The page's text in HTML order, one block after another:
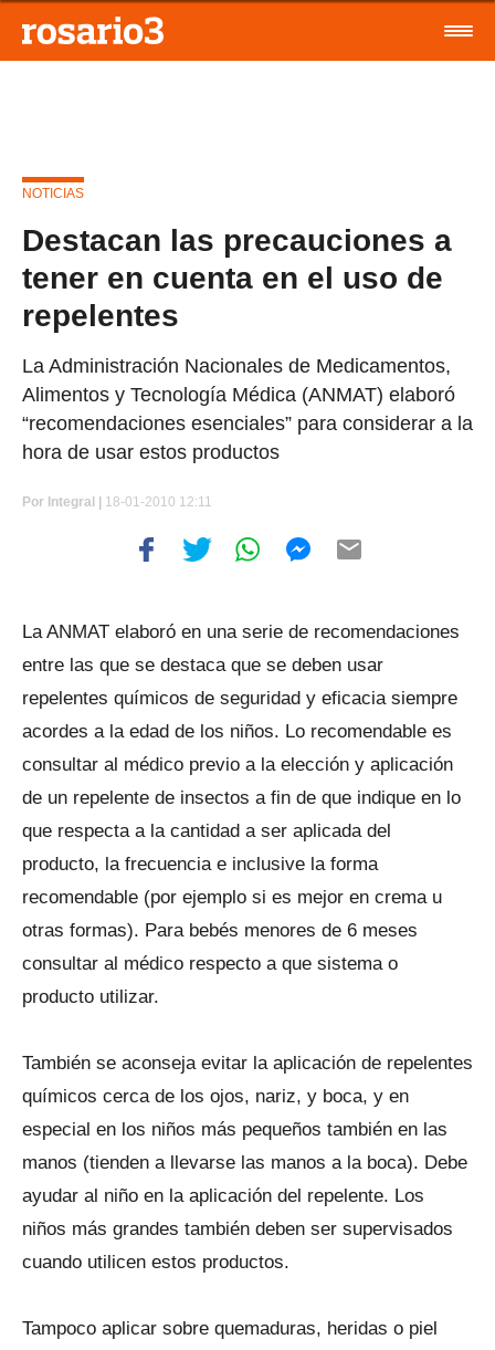
NOTICIAS
Destacan las precauciones a
tener en cuenta en el uso de
repelentes
La Administración Nacionales de Medicamentos,
Alimentos y Tecnología Médica (ANMAT) elaboró
“recomendaciones esenciales” para considerar a la
hora de usar estos productos
Por Integral | 18-01-2010 12:11
La ANMAT elaboró en una serie de recomendaciones
entre las que se destaca que se deben usar
repelentes químicos de seguridad y eficacia siempre
acordes a la edad de los niños. Lo recomendable es
consultar al médico previo a la elección y aplicación
de un repelente de insectos a fin de que indique en lo
que respecta a la cantidad a ser aplicada del
producto, la frecuencia e inclusive la forma
recomendable (por ejemplo si es mejor en crema u
otras formas). Para bebés menores de 6 meses
consultar al médico respecto a que sistema o
producto utilizar.
También se aconseja evitar la aplicación de repelentes
químicos cerca de los ojos, nariz, y boca, y en
especial en los niños más pequeños también en las
manos (tienden a llevarse las manos a la boca). Debe
ayudar al niño en la aplicación del repelente. Los
niños más grandes también deben ser supervisados
cuando utilicen estos productos.
Tampoco aplicar sobre quemaduras, heridas o piel